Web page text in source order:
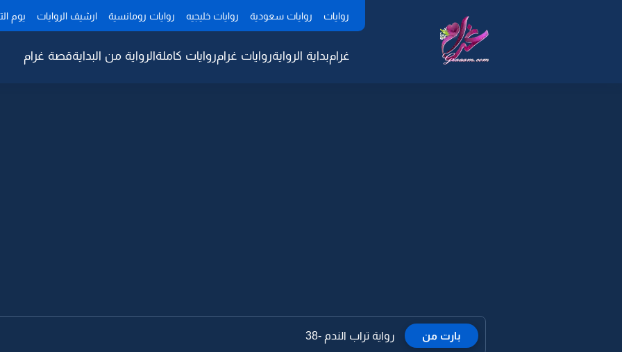
روايات روايات سعودية روايات خليجيه روايات رومانسية ارشيف الروايات يوم
غرامبداية الروايةروايات غرامروايات كاملةالرواية من البدايةقصة غرام
بارت من رواية تراب الندم -38